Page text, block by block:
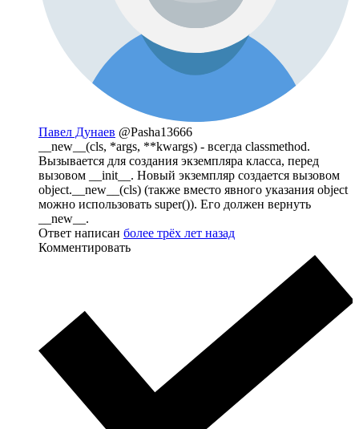
Павел Дунаев @Pasha13666
__new__(cls, *args, **kwargs) - всегда classmethod.
Вызывается для создания экземпляра класса, перед
вызовом __init__. Новый экземпляр создается вызовом
object.__new__(cls) (также вместо явного указания object
можно использовать super()). Его должен вернуть
__new__.
Ответ написан более трёх лет назад
Комментировать